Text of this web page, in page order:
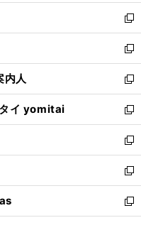
く
ウ
で
開
く
ン
ド
ウ
で
開
く
し
い
ウ
ィ
ン
ド
ウ
で
開
く
新
し
い
ウ
ィ
ン
ド
ウ
で
開
く
新
し
い
ウ
ィ
ン
ド
ウ
で
開
く
内人
新
し
い
ウ
ィ
ン
ド
ウ
で
開
イ yomitai
新
し
い
ウ
ィ
ン
ド
ウ
新
し
い
ウ
ィ
ン
新
し
い
ウ
新
し